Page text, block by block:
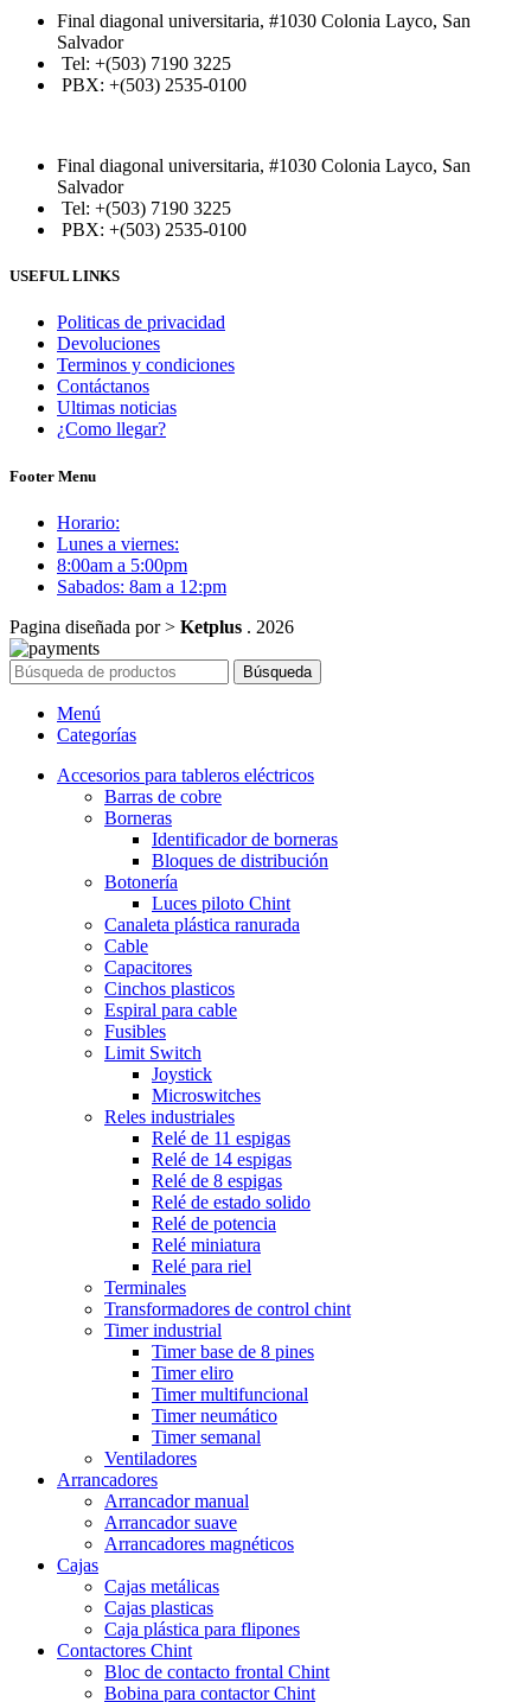
Final diagonal universitaria, #1030 Colonia Layco, San
Salvador
Tel: +(503) 7190 3225
PBX: +(503) 2535-0100
Final diagonal universitaria, #1030 Colonia Layco, San
Salvador
Tel: +(503) 7190 3225
PBX: +(503) 2535-0100
USEFUL LINKS
Politicas de privacidad
Devoluciones
Terminos y condiciones
Contáctanos
Ultimas noticias
¿Como llegar?
Footer Menu
Horario:
Lunes a viernes:
8:00am a 5:00pm
Sabados: 8am a 12:pm
Pagina diseñada por > Ketplus . 2026
Búsqueda
Menú
Categorías
Accesorios para tableros eléctricos
Barras de cobre
Borneras
Identificador de borneras
Bloques de distribución
Botonería
Luces piloto Chint
Canaleta plástica ranurada
Cable
Capacitores
Cinchos plasticos
Espiral para cable
Fusibles
Limit Switch
Joystick
Microswitches
Reles industriales
Relé de 11 espigas
Relé de 14 espigas
Relé de 8 espigas
Relé de estado solido
Relé de potencia
Relé miniatura
Relé para riel
Terminales
Transformadores de control chint
Timer industrial
Timer base de 8 pines
Timer eliro
Timer multifuncional
Timer neumático
Timer semanal
Ventiladores
Arrancadores
Arrancador manual
Arrancador suave
Arrancadores magnéticos
Cajas
Cajas metálicas
Cajas plasticas
Caja plástica para flipones
Contactores Chint
Bloc de contacto frontal Chint
Bobina para contactor Chint